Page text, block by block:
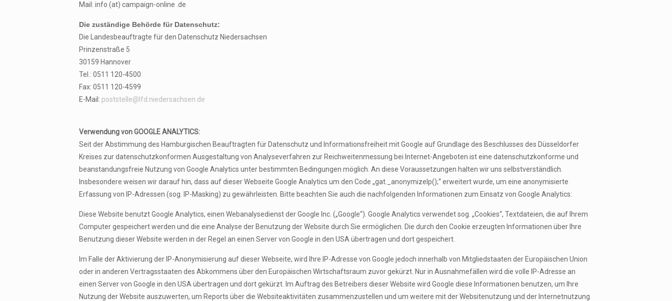
Mail: info (at) campaign-online .de
Die zuständige Behörde für Datenschutz:
Die Landesbeauftragte für den Datenschutz Niedersachsen
Prinzenstraße 5
30159 Hannover
Tel.: 0511 120-4500
Fax: 0511 120-4599
E-Mail: poststelle@lfd.niedersachsen.de
Verwendung von GOOGLE ANALYTICS:
Seit der Abstimmung des Hamburgischen Beauftragten für Datenschutz und Informationsfreiheit mit Google auf Grundlage des Beschlusses des Düsseldorfer
Kreises zur datenschutzkonformen Ausgestaltung von Analyseverfahren zur Reichweitenmessung bei Internet-Angeboten ist eine datenschutzkonforme und
beanstandungsfreie Nutzung von Google Analytics unter bestimmten Bedingungen möglich. An diese Voraussetzungen halten wir uns selbstverständlich.
Insbesondere weisen wir darauf hin, dass auf dieser Webseite Google Analytics um den Code „gat._anonymizeIp();“ erweitert wurde, um eine anonymisierte
Erfassung von IP-Adressen (sog. IP-Masking) zu gewährleisten. Bitte beachten Sie auch die nachfolgenden Informationen zum Einsatz von Google Analytics:
Diese Website benutzt Google Analytics, einen Webanalysedienst der Google Inc. („Google“). Google Analytics verwendet sog. „Cookies“, Textdateien, die auf Ihrem
Computer gespeichert werden und die eine Analyse der Benutzung der Website durch Sie ermöglichen. Die durch den Cookie erzeugten Informationen über Ihre
Benutzung dieser Website werden in der Regel an einen Server von Google in den USA übertragen und dort gespeichert.
Im Falle der Aktivierung der IP-Anonymisierung auf dieser Webseite, wird Ihre IP-Adresse von Google jedoch innerhalb von Mitgliedstaaten der Europäischen Union
oder in anderen Vertragsstaaten des Abkommens über den Europäischen Wirtschaftsraum zuvor gekürzt. Nur in Ausnahmefällen wird die volle IP-Adresse an
einen Server von Google in den USA übertragen und dort gekürzt. Im Auftrag des Betreibers dieser Website wird Google diese Informationen benutzen, um Ihre
Nutzung der Website auszuwerten, um Reports über die Websiteaktivitäten zusammenzustellen und um weitere mit der Websitenutzung und der Internetnutzung